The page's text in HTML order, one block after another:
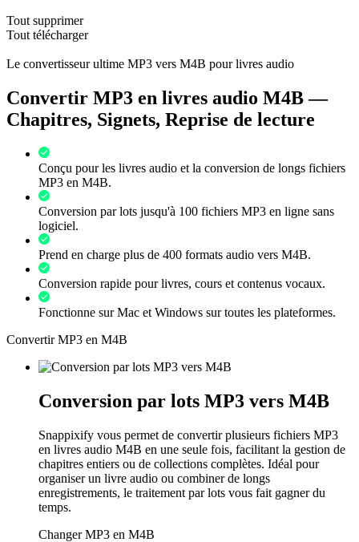
Tout supprimer
Tout télécharger
Le convertisseur ultime MP3 vers M4B pour livres audio
Convertir MP3 en livres audio M4B —
Chapitres, Signets, Reprise de lecture
Conçu pour les livres audio et la conversion de longs fichiers
MP3 en M4B.
Conversion par lots jusqu'à 100 fichiers MP3 en ligne sans
logiciel.
Prend en charge plus de 400 formats audio vers M4B.
Conversion rapide pour livres, cours et contenus vocaux.
Fonctionne sur Mac et Windows sur toutes les plateformes.
Convertir MP3 en M4B
Conversion par lots MP3 vers M4B
Snappixify vous permet de convertir plusieurs fichiers MP3
en livres audio M4B en une seule fois, facilitant la gestion de
chapitres entiers ou de collections complètes. Idéal pour
organiser un livre audio ou combiner de longs
enregistrements, le traitement par lots vous fait gagner du
temps.
Changer MP3 en M4B